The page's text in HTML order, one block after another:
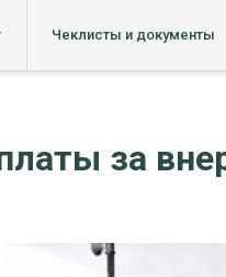
Чеклисты и документы
за